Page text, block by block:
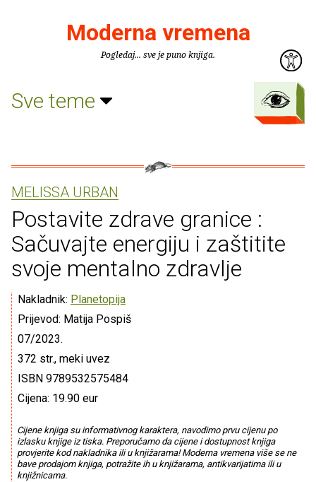
Moderna vremena
Pogledaj... sve je puno knjiga.
Sve teme
MELISSA URBAN
Postavite zdrave granice :
Sačuvajte energiju i zaštitite
svoje mentalno zdravlje
Nakladnik: Planetopija
Prijevod: Matija Pospiš
07/2023.
372 str., meki uvez
ISBN 9789532575484
Cijena: 19.90 eur
Cijene knjiga su informativnog karaktera, navodimo prvu cijenu po
izlasku knjige iz tiska. Preporučamo da cijene i dostupnost knjiga
provjerite kod nakladnika ili u knjižarama! Moderna vremena više se ne
bave prodajom knjiga, potražite ih u knjižarama, antikvarijatima ili u
knjižnicama.